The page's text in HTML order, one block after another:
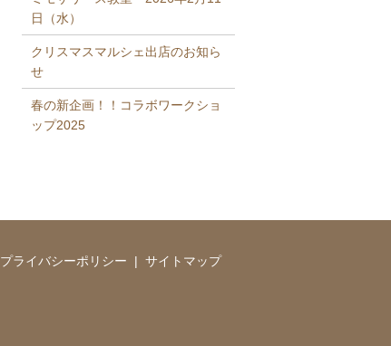
日（水）
クリスマスマルシェ出店のお知ら
せ
春の新企画！！コラボワークショ
ップ2025
プライバシーポリシー サイトマップ